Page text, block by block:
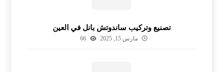
تصنيع وتركيب ساندوتش بانل في العين
مارس 15, 2025 66